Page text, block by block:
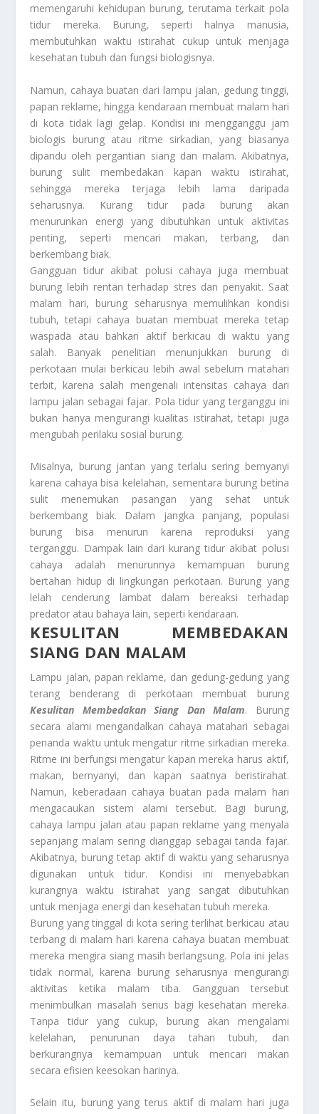
memengaruhi kehidupan burung, terutama terkait pola
tidur mereka. Burung, seperti halnya manusia,
membutuhkan waktu istirahat cukup untuk menjaga
kesehatan tubuh dan fungsi biologisnya.
Namun, cahaya buatan dari lampu jalan, gedung tinggi,
papan reklame, hingga kendaraan membuat malam hari
di kota tidak lagi gelap. Kondisi ini mengganggu jam
biologis burung atau ritme sirkadian, yang biasanya
dipandu oleh pergantian siang dan malam. Akibatnya,
burung sulit membedakan kapan waktu istirahat,
sehingga mereka terjaga lebih lama daripada
seharusnya. Kurang tidur pada burung akan
menurunkan energi yang dibutuhkan untuk aktivitas
penting, seperti mencari makan, terbang, dan
berkembang biak.
Gangguan tidur akibat polusi cahaya juga membuat
burung lebih rentan terhadap stres dan penyakit. Saat
malam hari, burung seharusnya memulihkan kondisi
tubuh, tetapi cahaya buatan membuat mereka tetap
waspada atau bahkan aktif berkicau di waktu yang
salah. Banyak penelitian menunjukkan burung di
perkotaan mulai berkicau lebih awal sebelum matahari
terbit, karena salah mengenali intensitas cahaya dari
lampu jalan sebagai fajar. Pola tidur yang terganggu ini
bukan hanya mengurangi kualitas istirahat, tetapi juga
mengubah perilaku sosial burung.
Misalnya, burung jantan yang terlalu sering bernyanyi
karena cahaya bisa kelelahan, sementara burung betina
sulit menemukan pasangan yang sehat untuk
berkembang biak. Dalam jangka panjang, populasi
burung bisa menurun karena reproduksi yang
terganggu. Dampak lain dari kurang tidur akibat polusi
cahaya adalah menurunnya kemampuan burung
bertahan hidup di lingkungan perkotaan. Burung yang
lelah cenderung lambat dalam bereaksi terhadap
predator atau bahaya lain, seperti kendaraan.
KESULITAN MEMBEDAKAN
SIANG DAN MALAM
Lampu jalan, papan reklame, dan gedung-gedung yang
terang benderang di perkotaan membuat burung
Kesulitan Membedakan Siang Dan Malam. Burung
secara alami mengandalkan cahaya matahari sebagai
penanda waktu untuk mengatur ritme sirkadian mereka.
Ritme ini berfungsi mengatur kapan mereka harus aktif,
makan, bernyanyi, dan kapan saatnya beristirahat.
Namun, keberadaan cahaya buatan pada malam hari
mengacaukan sistem alami tersebut. Bagi burung,
cahaya lampu jalan atau papan reklame yang menyala
sepanjang malam sering dianggap sebagai tanda fajar.
Akibatnya, burung tetap aktif di waktu yang seharusnya
digunakan untuk tidur. Kondisi ini menyebabkan
kurangnya waktu istirahat yang sangat dibutuhkan
untuk menjaga energi dan kesehatan tubuh mereka.
Burung yang tinggal di kota sering terlihat berkicau atau
terbang di malam hari karena cahaya buatan membuat
mereka mengira siang masih berlangsung. Pola ini jelas
tidak normal, karena burung seharusnya mengurangi
aktivitas ketika malam tiba. Gangguan tersebut
menimbulkan masalah serius bagi kesehatan mereka.
Tanpa tidur yang cukup, burung akan mengalami
kelelahan, penurunan daya tahan tubuh, dan
berkurangnya kemampuan untuk mencari makan
secara efisien keesokan harinya.
Selain itu, burung yang terus aktif di malam hari juga